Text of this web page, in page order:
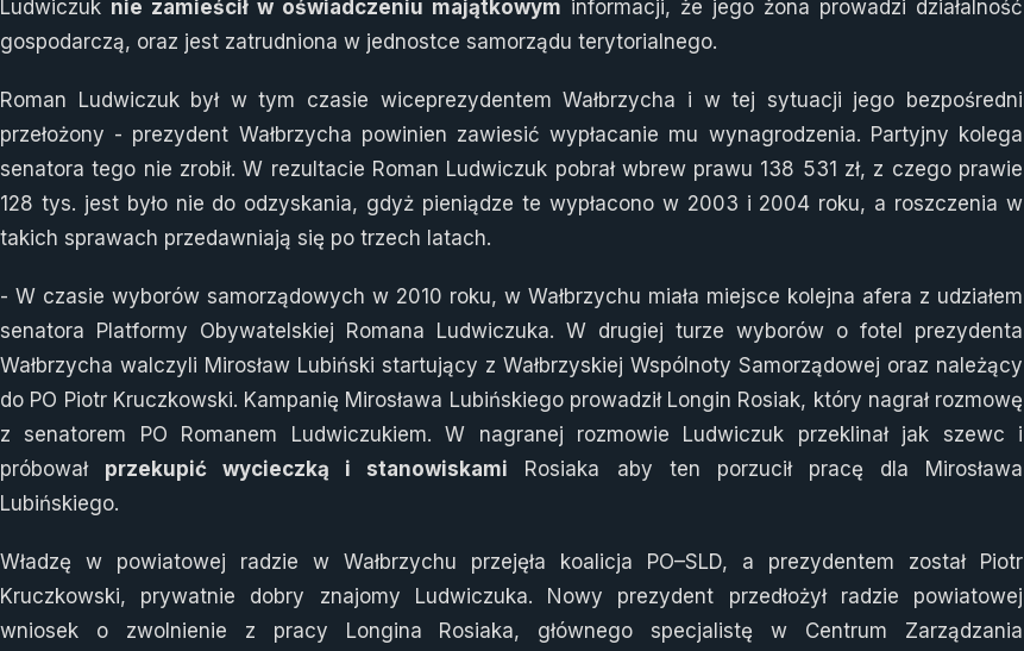
Ludwiczuk nie zamieścił w oświadczeniu majątkowym informacji, że jego żona prowadzi działalność
gospodarczą, oraz jest zatrudniona w jednostce samorządu terytorialnego.
Roman Ludwiczuk był w tym czasie wiceprezydentem Wałbrzycha i w tej sytuacji jego bezpośredni
przełożony - prezydent Wałbrzycha powinien zawiesić wypłacanie mu wynagrodzenia. Partyjny kolega
senatora tego nie zrobił. W rezultacie Roman Ludwiczuk pobrał wbrew prawu 138 531 zł, z czego prawie
128 tys. jest było nie do odzyskania, gdyż pieniądze te wypłacono w 2003 i 2004 roku, a roszczenia w
takich sprawach przedawniają się po trzech latach.
- W czasie wyborów samorządowych w 2010 roku, w Wałbrzychu miała miejsce kolejna afera z udziałem
senatora Platformy Obywatelskiej Romana Ludwiczuka. W drugiej turze wyborów o fotel prezydenta
Wałbrzycha walczyli Mirosław Lubiński startujący z Wałbrzyskiej Wspólnoty Samorządowej oraz należący
do PO Piotr Kruczkowski. Kampanię Mirosława Lubińskiego prowadził Longin Rosiak, który nagrał rozmowę
z senatorem PO Romanem Ludwiczukiem. W nagranej rozmowie Ludwiczuk przeklinał jak szewc i
próbował przekupić wycieczką i stanowiskami Rosiaka aby ten porzucił pracę dla Mirosława
Lubińskiego.
Władzę w powiatowej radzie w Wałbrzychu przejęła koalicja PO–SLD, a prezydentem został Piotr
Kruczkowski, prywatnie dobry znajomy Ludwiczuka. Nowy prezydent przedłożył radzie powiatowej
wniosek o zwolnienie z pracy Longina Rosiaka, głównego specjalistę w Centrum Zarządzania